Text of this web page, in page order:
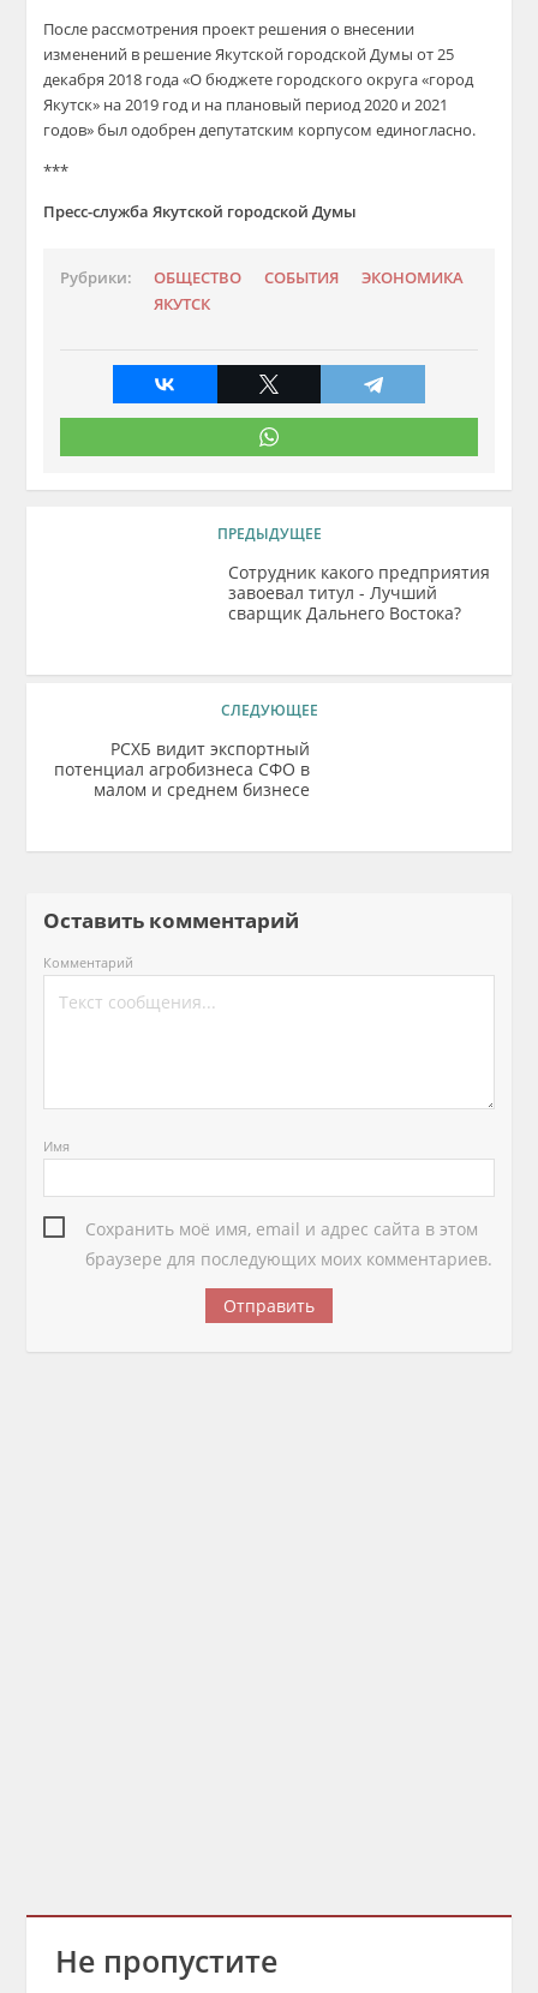
После рассмотрения проект решения о внесении
изменений в решение Якутской городской Думы от 25
декабря 2018 года «О бюджете городского округа «город
Якутск» на 2019 год и на плановый период 2020 и 2021
годов» был одобрен депутатским корпусом единогласно.
***
Пресс-служба Якутской городской Думы
Рубрики: ОБЩЕСТВО СОБЫТИЯ
ЭКОНОМИКА
ЯКУТСК
ПРЕДЫДУЩЕЕ
Сотрудник какого предприятия
завоевал титул - Лучший
сварщик Дальнего Востока?
СЛЕДУЮЩЕЕ
РСХБ видит экспортный
потенциал агробизнеса СФО в
малом и среднем бизнесе
Оставить комментарий
Комментарий
Имя
Сохранить моё имя, email и адрес сайта в этом
браузере для последующих моих комментариев.
Не пропустите